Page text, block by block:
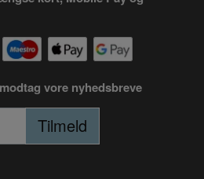
vore nyhedsbreve
Tilmeld